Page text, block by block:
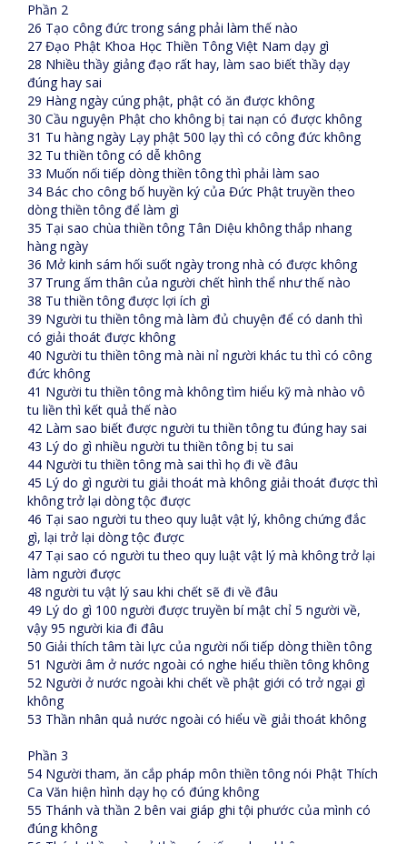
Phần 2
26 Tạo công đức trong sáng phải làm thế nào
27 Đạo Phật Khoa Học Thiền Tông Việt Nam dạy gì
28 Nhiều thầy giảng đạo rất hay, làm sao biết thầy dạy
đúng hay sai
29 Hàng ngày cúng phật, phật có ăn được không
30 Cầu nguyện Phật cho không bị tai nạn có được không
31 Tu hàng ngày Lạy phật 500 lạy thì có công đức không
32 Tu thiền tông có dễ không
33 Muốn nối tiếp dòng thiền tông thì phải làm sao
34 Bác cho công bố huyền ký của Đức Phật truyền theo
dòng thiền tông để làm gì
35 Tại sao chùa thiền tông Tân Diệu không thắp nhang
hàng ngày
36 Mở kinh sám hối suốt ngày trong nhà có được không
37 Trung ấm thân của người chết hình thể như thế nào
38 Tu thiền tông được lợi ích gì
39 Người tu thiền tông mà làm đủ chuyện để có danh thì
có giải thoát được không
40 Người tu thiền tông mà nài nỉ người khác tu thì có công
đức không
41 Người tu thiền tông mà không tìm hiểu kỹ mà nhào vô
tu liền thì kết quả thế nào
42 Làm sao biết được người tu thiền tông tu đúng hay sai
43 Lý do gì nhiều người tu thiền tông bị tu sai
44 Người tu thiền tông mà sai thì họ đi về đâu
45 Lý do gì người tu giải thoát mà không giải thoát được thì
không trở lại dòng tộc được
46 Tại sao người tu theo quy luật vật lý, không chứng đắc
gì, lại trở lại dòng tộc được
47 Tại sao có người tu theo quy luật vật lý mà không trở lại
làm người được
48 người tu vật lý sau khi chết sẽ đi về đâu
49 Lý do gì 100 người được truyền bí mật chỉ 5 người về,
vậy 95 người kia đi đâu
50 Giải thích tâm tài lực của người nối tiếp dòng thiền tông
51 Người âm ở nước ngoài có nghe hiểu thiền tông không
52 Người ở nước ngoài khi chết về phật giới có trở ngại gì
không
53 Thần nhân quả nước ngoài có hiểu về giải thoát không
Phần 3
54 Người tham, ăn cắp pháp môn thiền tông nói Phật Thích
Ca Văn hiện hình dạy họ có đúng không
55 Thánh và thần 2 bên vai giáp ghi tội phước của mình có
đúng không